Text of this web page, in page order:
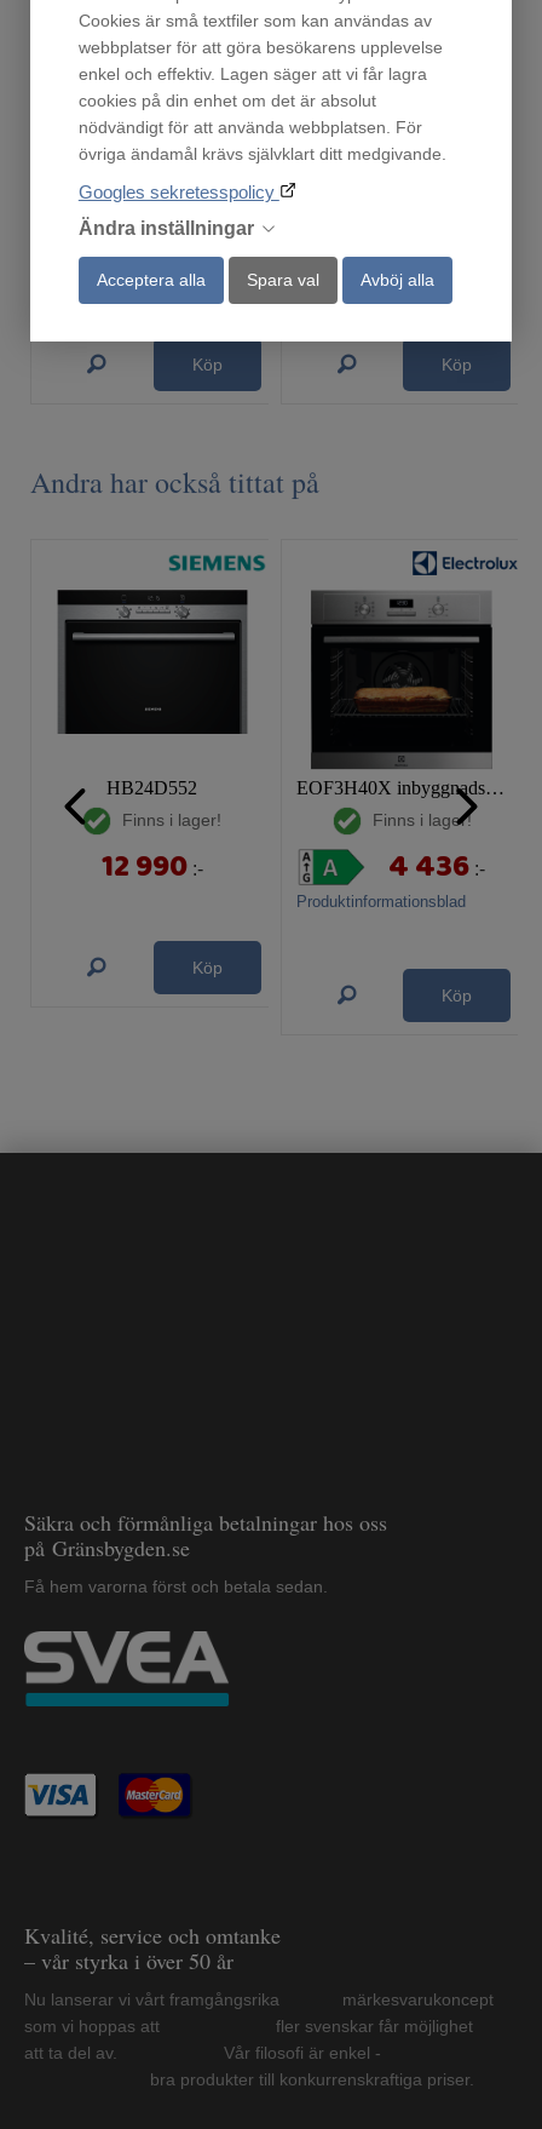
Cookies är små textfiler som kan användas av
webbplatser för att göra besökarens upplevelse
enkel och effektiv. Lagen säger att vi får lagra
cookies på din enhet om det är absolut
nödvändigt för att använda webbplatsen. För
övriga ändamål krävs självklart ditt medgivande.
Googles sekretesspolicy
Ändra inställningar
Acceptera alla Spara val Avböj alla
ODA8113S
Finns i lager!
5 999
Köp
519
Köp
Andra har också tittat på
HB24D552
Finns i lager!
12 990 :-
Köp
EOF3H40X inbyggnadsugn
Finns i lager!
Produktinformationsblad
4 436 :-
Köp
Säkra och förmånliga betalningar hos oss
på Gränsbygden.se
Få hem varorna först och betala sedan.
Kvalité, service och omtanke
– vår styrka i över 50 år
Nu lanserar vi vårt framgångsrika märkesvarukoncept
som vi hoppas att fler svenskar får möjlighet
att ta del av. Vår filosofi är enkel -
bra produkter till konkurrenskraftiga priser.